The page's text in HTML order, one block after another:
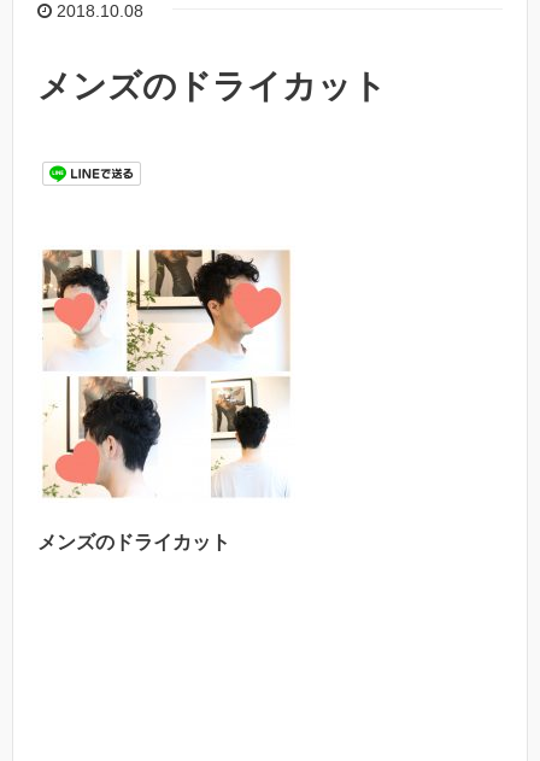
2018.10.08
メンズのドライカット
メンズのドライカット